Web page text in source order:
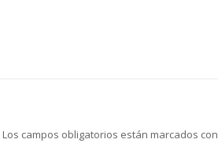
Los campos obligatorios están marcados con